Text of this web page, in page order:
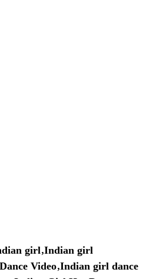
girl,Indian girl
Video,Indian girl dance